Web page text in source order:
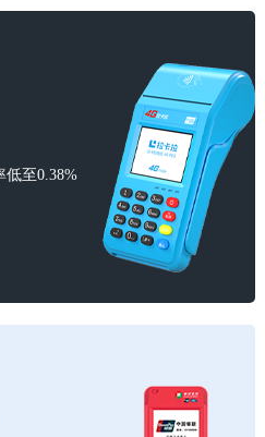
低至0.38%